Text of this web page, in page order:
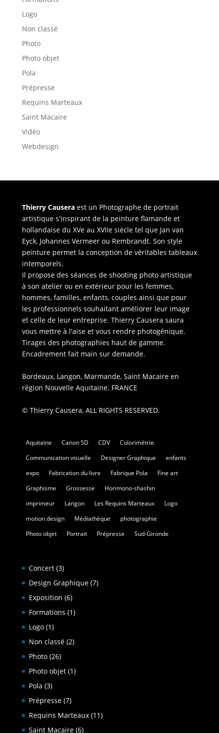
Logo
Non classé
Photo
Photo objet
Pola
Prépresse
Requins Marteaux
Saint Macaire
Vidéo
Webdesign
Thierry Causeraest un Photographe de portrait
artistique s'inspirant de la peinture flamande et
hollandaise du XVe au XVIIe siècle tel que Jan van
Eyck, Johannes Vermeer ou Rembrandt. Son style
peinture permet la conception de véritables tableaux
intemporels.
Il propose des séances de shooting photo artistique
à son atelier ou en extérieur pour les femmes,
hommes, familles, enfants, couples ainsi que pour
les professionnels souhaitant améliorer leur image
et celle de leur entreprise. Thierry Causera saura
vous mettre à l'aise et vous rendre photogénique.
Tirages des photographies haut de gamme.
Encadrement fait main sur demande.
Bordeaux, Langon, Marmande, Saint Macaire en
région Nouvelle Aquitaine. FRANCE
© Thierry Causera, ALL RIGHTS RESERVED.
Aquitaine Canon 5D CDV
Colorimétrie
Communication visuelle
Designer Graphique
enfants
expo
Fabrication du livre Fabrique Pola
Fine art
Graphisme
Grossesse
Horimono-shashin
imprimeur
Langon Les Requins Marteaux
Logo
motion design
Médiathèque
photographie
Photo objet
Portrait Prépresse Sud-Gironde
Concert(3)
Design Graphique(7)
Exposition (6)
Formations (1)
Logo(1)
Non classé(2)
Photo(26)
Photo objet(1)
Pola (3)
Prépresse(7)
Requins Marteaux(11)
Saint Macaire(6)